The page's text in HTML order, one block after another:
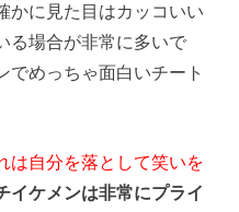
かに見た目はカッコいい
る場合が非常に多いで
でめっちゃ面白いチート
は自分を落として笑いを
イケメンは非常にプライ